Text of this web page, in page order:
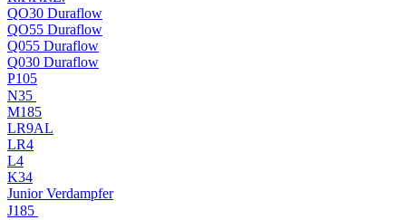
QO30 Duraflow
QO55 Duraflow
Q055 Duraflow
Q030 Duraflow
P105
N35
M185
LR9AL
LR4
L4
K34
Junior Verdampfer
J185